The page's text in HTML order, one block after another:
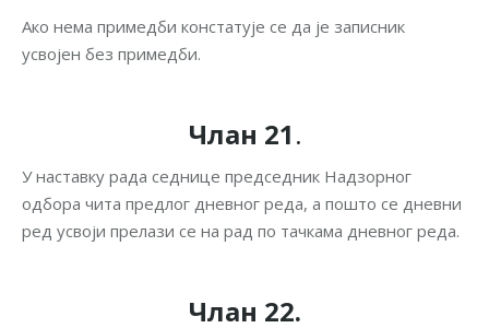
Ако нема примедби констатује се да је записник
усвојен без примедби.
Члан 21.
У наставку рада седнице председник Надзорног
одбора чита предлог дневног реда, а пошто се дневни
ред усвоји прелази се на рад по тачкама дневног реда.
Члан 22.